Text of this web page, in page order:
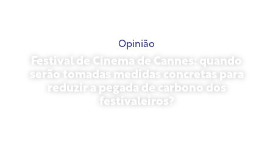
Opinião
Festival de Cinema de Cannes: quando
serão tomadas medidas concretas para
reduzir a pegada de carbono dos
festivaleiros?